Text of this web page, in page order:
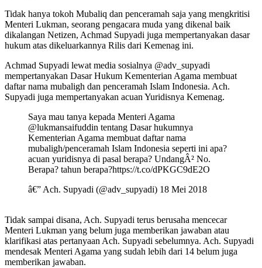
Tidak hanya tokoh Mubaliq dan penceramah saja yang mengkritisi
Menteri Lukman, seorang pengacara muda yang dikenal baik
dikalangan Netizen, Achmad Supyadi juga mempertanyakan dasar
hukum atas dikeluarkannya Rilis dari Kemenag ini.
Achmad Supyadi lewat media sosialnya @adv_supyadi
mempertanyakan Dasar Hukum Kementerian Agama membuat
daftar nama mubaligh dan penceramah Islam Indonesia. Ach.
Supyadi juga mempertanyakan acuan Yuridisnya Kemenag.
Saya mau tanya kepada Menteri Agama
@lukmansaifuddin tentang Dasar hukumnya
Kementerian Agama membuat daftar nama
mubaligh/penceramah Islam Indonesia seperti ini apa?
acuan yuridisnya di pasal berapa? UndangÂ² No.
Berapa? tahun berapa?https://t.co/dPKGC9dE2O
â€” Ach. Supyadi (@adv_supyadi) 18 Mei 2018
Tidak sampai disana, Ach. Supyadi terus berusaha mencecar
Menteri Lukman yang belum juga memberikan jawaban atau
klarifikasi atas pertanyaan Ach. Supyadi sebelumnya. Ach. Supyadi
mendesak Menteri Agama yang sudah lebih dari 14 belum juga
memberikan jawaban.